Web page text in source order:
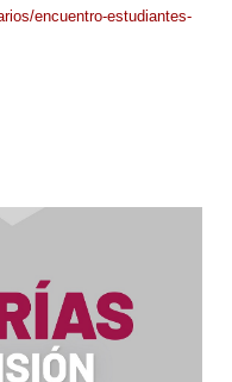
encuentro-estudiantes-